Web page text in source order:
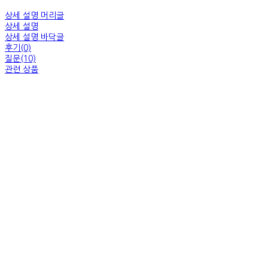
상세 설명 머리글
상세 설명
상세 설명 바닥글
후기(0)
질문(10)
관련 상품